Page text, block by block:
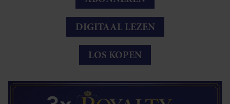
DIGITAAL LEZEN
LOS KOPEN